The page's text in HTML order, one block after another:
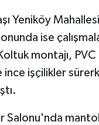
Yeniköy
ise
montajı, PVC
ince işçilikler
Salonu'nda